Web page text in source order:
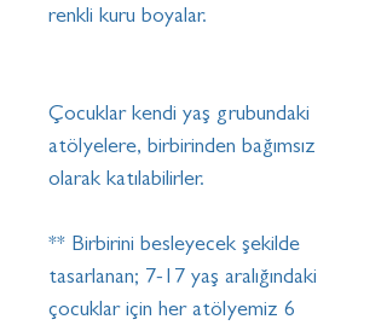
renkli kuru boyalar.
Çocuklar kendi yaş grubundaki
atölyelere, birbirinden bağımsız
olarak katılabilirler.
** Birbirini besleyecek şekilde
tasarlanan; 7-17 yaş aralığındaki
çocuklar için her atölyemiz 6